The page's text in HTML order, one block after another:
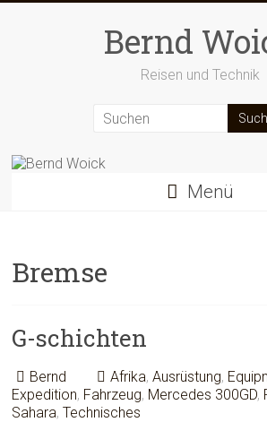
Bernd
Reisen und Technik
Menü
Bremse
G-schichten
Bernd Afrika,Ausrüstung,
Expedition, Fahrzeug, Mercedes 300GD,
Sahara,Technisches